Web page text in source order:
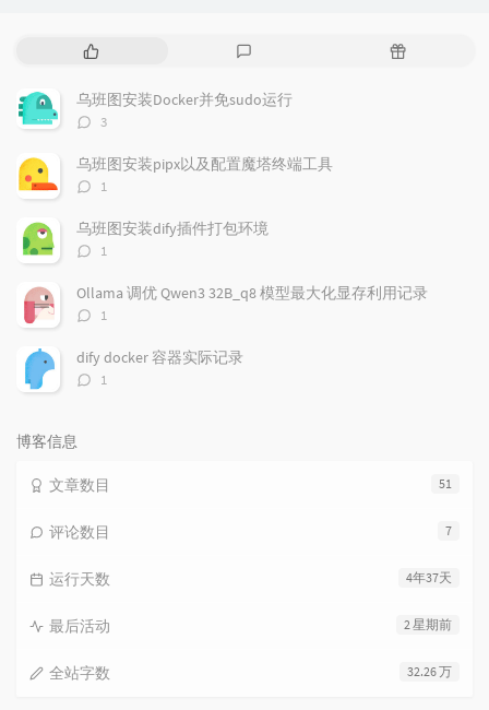
热
文
章
评
随
乌班图安装Docker并免sudo运行
评
数：
3
乌班图安装pipx以及配置魔塔终端工具
评
数：
1
乌班图安装dify插件打包环境
评
数：
1
Ollama 调优 Qwen3 32B_q8 模型最大化显存利用记录
评
数：
1
dify docker 容器实际记录
评1
博客信息
51
文章数目
7
评论数目
4年37天
运行天数
2 星期前
最后活动
32.26 万
全站字数